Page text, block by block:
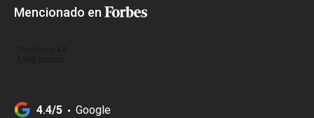
Mencionado en
4.4/5 Google